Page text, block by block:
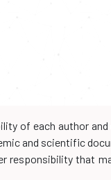
of each author
and scientific
responsibility that